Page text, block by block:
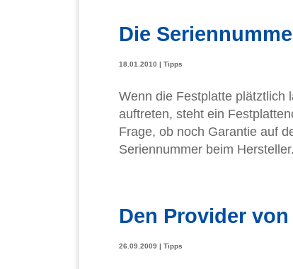
Die
18.01.2010 | Tipps
Wenn die Festplatte plätztlich
auftreten, steht ein
Frage, ob noch Garantie auf
Seriennummer beim Hersteller.
Den Provider
26.09.2009 | Tipps